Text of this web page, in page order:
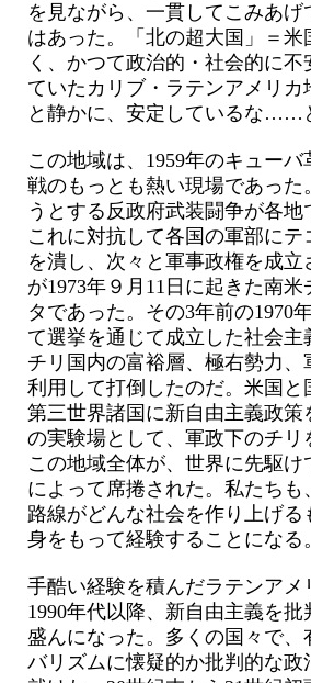
を見ながら、一貫してこみあげ
はあった。「北の超大国」＝米
く、かつて政治的・社会的に
ていたカリブ・ラテンアメリカ
と静かに、安定しているな……
この地域は、1959年のキュー
戦のもっとも熱い現場であった
うとする反政府武装闘争が各
これに対抗して各国の軍部にテ
を潰し、次々と軍事政権を成立
が1973年９月11日に起きた南
タであった。その3年前の1970
て選挙を通じて成立した社会主
チリ国内の富裕層、極右勢力、
利用して打倒したのだ。米国と
第三世界諸国に新自由主義政策
の実験場として、軍政下のチリ
この地域全体が、世界に先駆け
によって席捲された。私たちも
路線がどんな社会を作り上げる
身をもって経験することになる。
手酷い経験を積んだラテンアメ
1990年代以降、新自由主義を
盛んになった。多くの国々で、
バリズムに懐疑的か批判的な政